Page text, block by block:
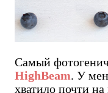
Самый
HighBeam. У
хватило почти на